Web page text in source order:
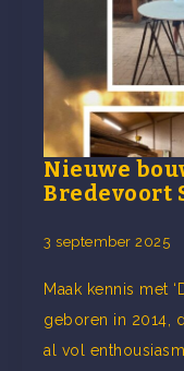
Nieuwe
Bredevoort
3 september 2025
Maak kennis met
geboren in 2014,
al vol